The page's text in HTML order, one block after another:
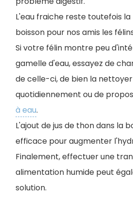
L'eau fraiche reste toutefois
boisson pour nos amis les
Si votre félin montre peu
gamelle d'eau, essayez de
de celle-ci, de bien la nettoyer
quotidiennement ou de
à eau.
L'ajout de jus de thon dans la
efficace pour augmenter
Finalement, effectuer une
alimentation humide peut
solution.